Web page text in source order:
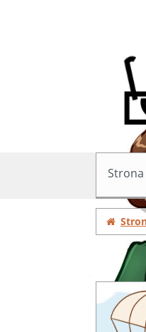
Strona
Strona